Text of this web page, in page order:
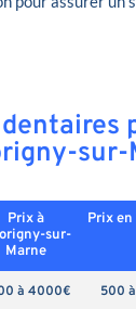
sur-
Prix à
sur-
Marne
Prix en
à 4000€ 500